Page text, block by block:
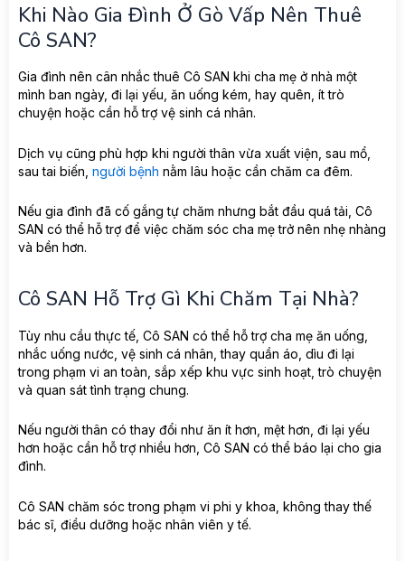
Khi Nào Gia Đình Ở Gò Vấp Nên Thuê
Cô SAN?
Gia đình nên cân nhắc thuê Cô SAN khi cha mẹ ở nhà một
mình ban ngày, đi lại yếu, ăn uống kém, hay quên, ít trò
chuyện hoặc cần hỗ trợ vệ sinh cá nhân.
Dịch vụ cũng phù hợp khi người thân vừa xuất viện, sau mổ,
sau tai biến, người bệnh nằm lâu hoặc cần chăm ca đêm.
Nếu gia đình đã cố gắng tự chăm nhưng bắt đầu quá tải, Cô
SAN có thể hỗ trợ để việc chăm sóc cha mẹ trở nên nhẹ nhàng
và bền hơn.
Cô SAN Hỗ Trợ Gì Khi Chăm Tại Nhà?
Tùy nhu cầu thực tế, Cô SAN có thể hỗ trợ cha mẹ ăn uống,
nhắc uống nước, vệ sinh cá nhân, thay quần áo, dìu đi lại
trong phạm vi an toàn, sắp xếp khu vực sinh hoạt, trò chuyện
và quan sát tình trạng chung.
Nếu người thân có thay đổi như ăn ít hơn, mệt hơn, đi lại yếu
hơn hoặc cần hỗ trợ nhiều hơn, Cô SAN có thể báo lại cho gia
đình.
Cô SAN chăm sóc trong phạm vi phi y khoa, không thay thế
bác sĩ, điều dưỡng hoặc nhân viên y tế.